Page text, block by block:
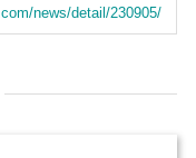
news/detail/230905/